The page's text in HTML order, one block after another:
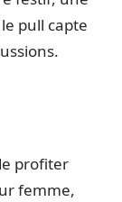
pull capte
profiter
femme,